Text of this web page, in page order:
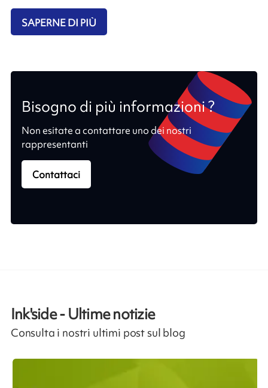
SAPERNE DI PIÙ
Bisogno di più informazioni ?
Non esitate a contattare uno dei nostri
rappresentanti
Contattaci
Ink'side - Ultime notizie
Consulta i nostri ultimi post sul blog